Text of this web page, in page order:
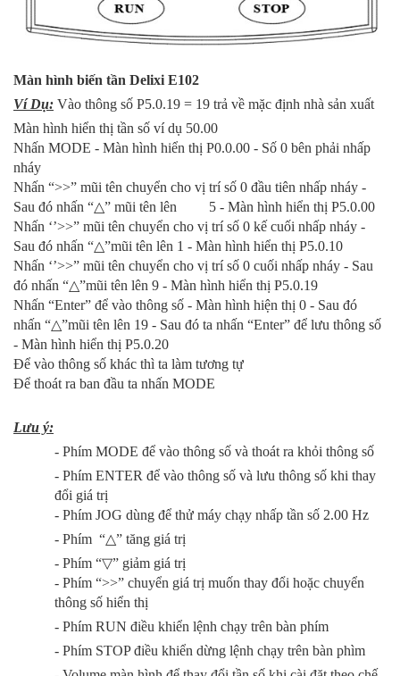
Màn hình biến tần Delixi E102
Ví Dụ: Vào thông số P5.0.19 = 19 trả về mặc định nhà sản xuất
Màn hình hiển thị tần số ví dụ 50.00
Nhấn MODE - Màn hình hiển thị P0.0.00 - Số 0 bên phải nhấp
nháy
Nhấn “>>” mũi tên chuyển cho vị trí số 0 đầu tiên nhấp nháy -
Sau đó nhấn “△” mũi tên lên 5 - Màn hình hiển thị P5.0.00
Nhấn ‘’>>” mũi tên chuyển cho vị trí số 0 kế cuối nhấp nháy -
Sau đó nhấn “△”mũi tên lên 1 - Màn hình hiển thị P5.0.10
Nhấn ‘’>>” mũi tên chuyển cho vị trí số 0 cuối nhấp nháy - Sau
đó nhấn “△”mũi tên lên 9 - Màn hình hiển thị P5.0.19
Nhấn “Enter” để vào thông số - Màn hình hiện thị 0 - Sau đó
nhấn “△”mũi tên lên 19 - Sau đó ta nhấn “Enter” để lưu thông số
- Màn hình hiển thị P5.0.20
Để vào thông số khác thì ta làm tương tự
Để thoát ra ban đầu ta nhấn MODE
Lưu ý:
- Phím MODE để vào thông số và thoát ra khỏi thông số
- Phím ENTER để vào thông số và lưu thông số khi thay
đổi giá trị
- Phím JOG dùng để thử máy chạy nhấp tần số 2.00 Hz
- Phím “△” tăng giá trị
- Phím “▽” giảm giá trị
- Phím “>>” chuyển giá trị muốn thay đổi hoặc chuyển
thông số hiển thị
- Phím RUN điều khiển lệnh chạy trên bàn phím
- Phím STOP điều khiển dừng lệnh chạy trên bàn phìm